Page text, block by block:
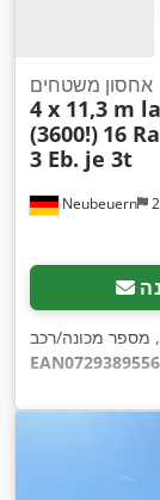
Neubeuern
אחסון משטחים
4 x 11,3 m
(3600!) 16
3 Eb. je 3t
מדפים:4, גובה